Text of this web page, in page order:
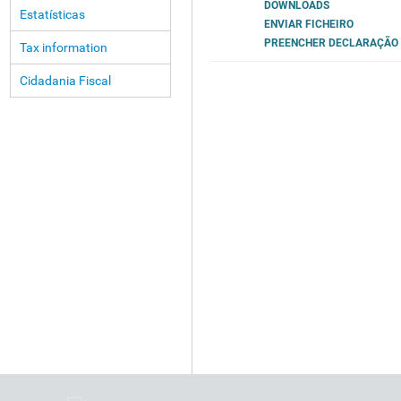
Estatísticas
Tax information
Cidadania Fiscal
DOWNLOADS
ENVIAR FICHEIRO
PREENCHER DECLARAÇÃO